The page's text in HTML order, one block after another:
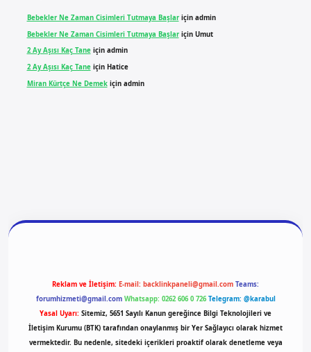
Bebekler Ne Zaman Cisimleri Tutmaya Başlariçin admin
Bebekler Ne Zaman Cisimleri Tutmaya Başlariçin Umut
2 Ay Aşısı Kaç Taneiçin admin
2 Ay Aşısı Kaç Taneiçin Hatice
Miran Kürtçe Ne Demekiçin admin
Reklam ve İletişim: E-mail: backlinkpaneli@gmail.com Teams:
forumhizmeti@gmail.com Whatsapp: 0262 606 0 726 Telegram: @karabul
Yasal Uyarı: Sitemiz, 5651 Sayılı Kanun gereğince Bilgi Teknolojileri ve
İletişim Kurumu (BTK) tarafından onaylanmış bir Yer Sağlayıcı olarak hizmet
vermektedir. Bu nedenle, sitedeki içerikleri proaktif olarak denetleme veya